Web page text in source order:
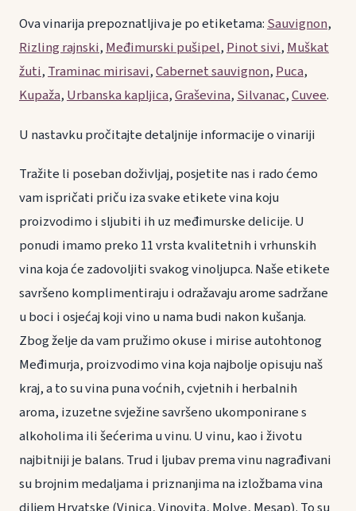
Ova vinarija prepoznatljiva je po etiketama:Sauvignon,
Rizling rajnski,Međimurski pušipel,Pinot sivi,Muškat
žuti,Traminac mirisavi,Cabernet sauvignon,Puca,
Kupaža,Urbanska kapljica,Graševina,Silvanac,Cuvee.
U nastavku pročitajte detaljnije informacije o vinariji
Tražite li poseban doživljaj, posjetite nas i rado ćemo
vam ispričati priču iza svake etikete vina koju
proizvodimo i sljubiti ih uz međimurske delicije. U
ponudi imamo preko 11 vrsta kvalitetnih i vrhunskih
vina koja će zadovoljiti svakog vinoljupca. Naše etikete
savršeno komplimentiraju i odražavaju arome sadržane
u boci i osjećaj koji vino u nama budi nakon kušanja.
Zbog želje da vam pružimo okuse i mirise autohtonog
Međimurja, proizvodimo vina koja najbolje opisuju naš
kraj, a to su vina puna voćnih, cvjetnih i herbalnih
aroma, izuzetne svježine savršeno ukomponirane s
alkoholima ili šećerima u vinu. U vinu, kao i životu
najbitniji je balans. Trud i ljubav prema vinu nagrađivani
su brojnim medaljama i priznanjima na izložbama vina